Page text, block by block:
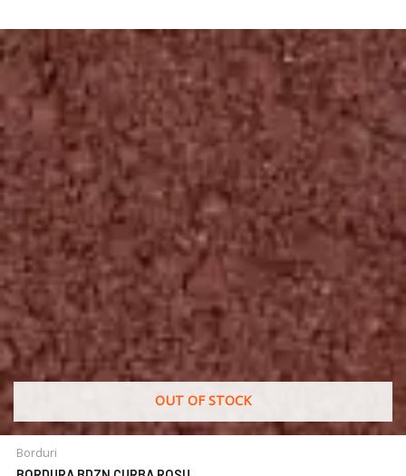
OUT OF STOCK
Borduri